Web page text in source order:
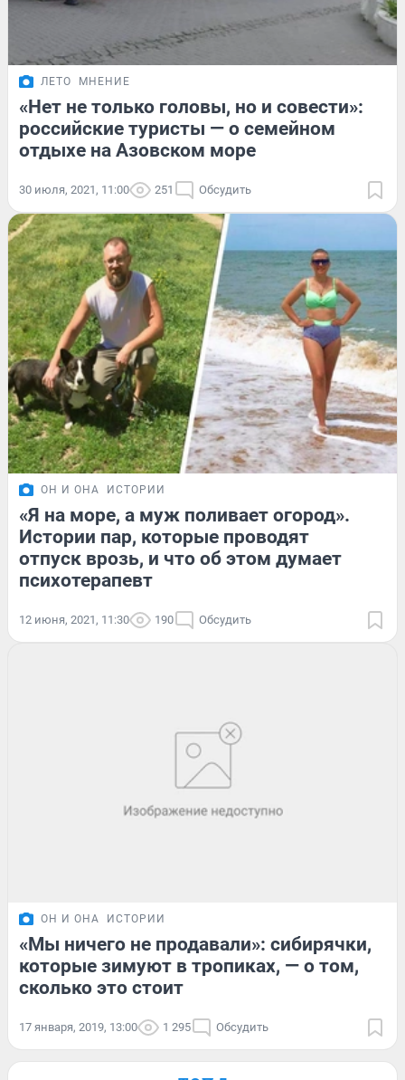
ЛЕТО МНЕНИЕ
«Нет не только головы, но и совести»:
российские туристы — о семейном
отдыхе на Азовском море
30 июля, 2021, 11:00 251 Обсудить
ОН И ОНА ИСТОРИИ
«Я на море, а муж поливает огород».
Истории пар, которые проводят
отпуск врозь, и что об этом думает
психотерапевт
12 июня, 2021, 11:30 190 Обсудить
ОН И ОНА ИСТОРИИ
«Мы ничего не продавали»: сибирячки,
которые зимуют в тропиках, — о том,
сколько это стоит
17 января, 2019, 13:00 1 295 Обсудить